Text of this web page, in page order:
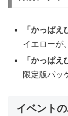
「かっぱえ
イエローが、
「かっぱえ
限定版パッ
イベント